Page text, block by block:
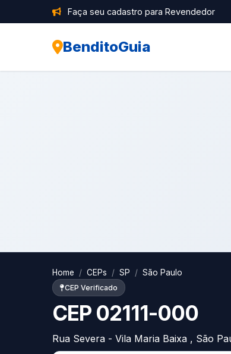
Faça seu cadastro para Revendedor
BenditoGuia
Home CEPs SP São Paulo
CEP Verificado
CEP 02111-000
Rua Severa - Vila Maria Baixa , São